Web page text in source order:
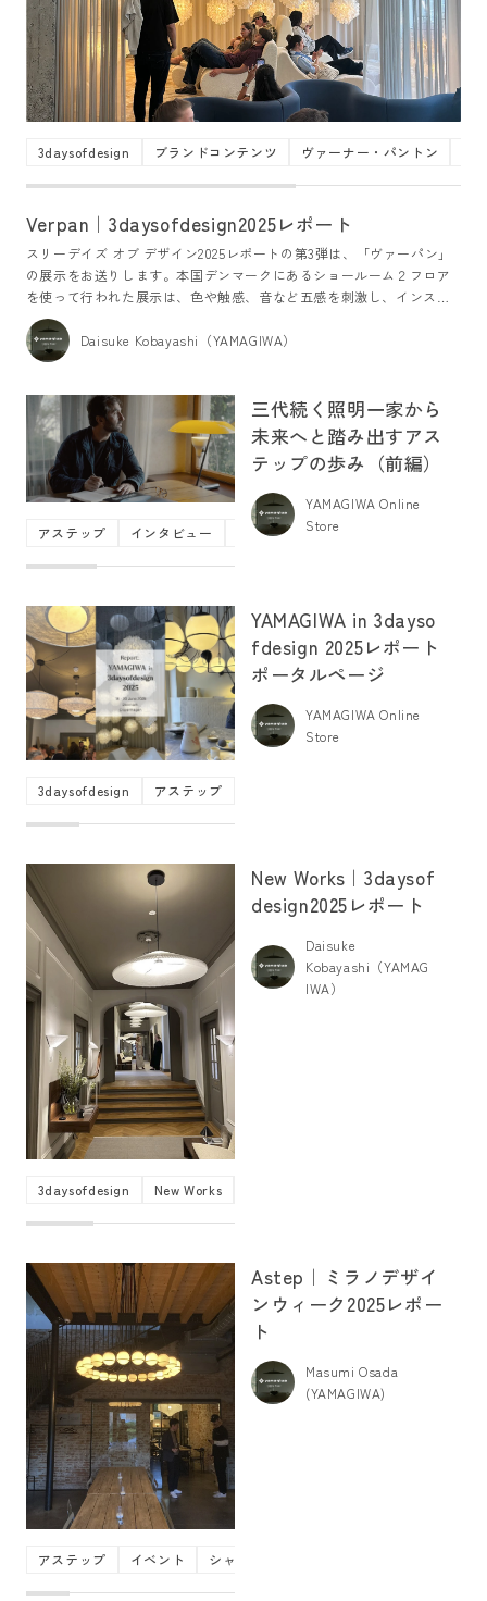
3daysofdesign ブランドコンテンツ ヴァーナー・パントン
Verpan｜3daysofdesign2025レポート
スリーデイズ オブ デザイン2025レポートの第3弾は、「ヴァーパン」
の展示をお送りします。本国デンマークにあるショールーム２フロア
を使って行われた展示は、色や触感、音など五感を刺激し、インスピ
レーションを喚起する旅として設計されていました。
Daisuke Kobayashi（YAMAGIWA）
アステップ インタビュー ブランドコンテンツ
三代続く照明一家から
未来へと踏み出すアス
テップの歩み（前編）
YAMAGIWA Online
Store
3daysofdesign アステップ
YAMAGIWA in 3dayso
fdesign 2025レポート
ポータルページ
YAMAGIWA Online
Store
3daysofdesign New Works
New Works｜3daysof
design2025レポート
Daisuke
Kobayashi（YAMAG
IWA）
アステップ イベント シャンデリア
Astep｜ミラノデザイ
ンウィーク2025レポー
ト
Masumi Osada
(YAMAGIWA)